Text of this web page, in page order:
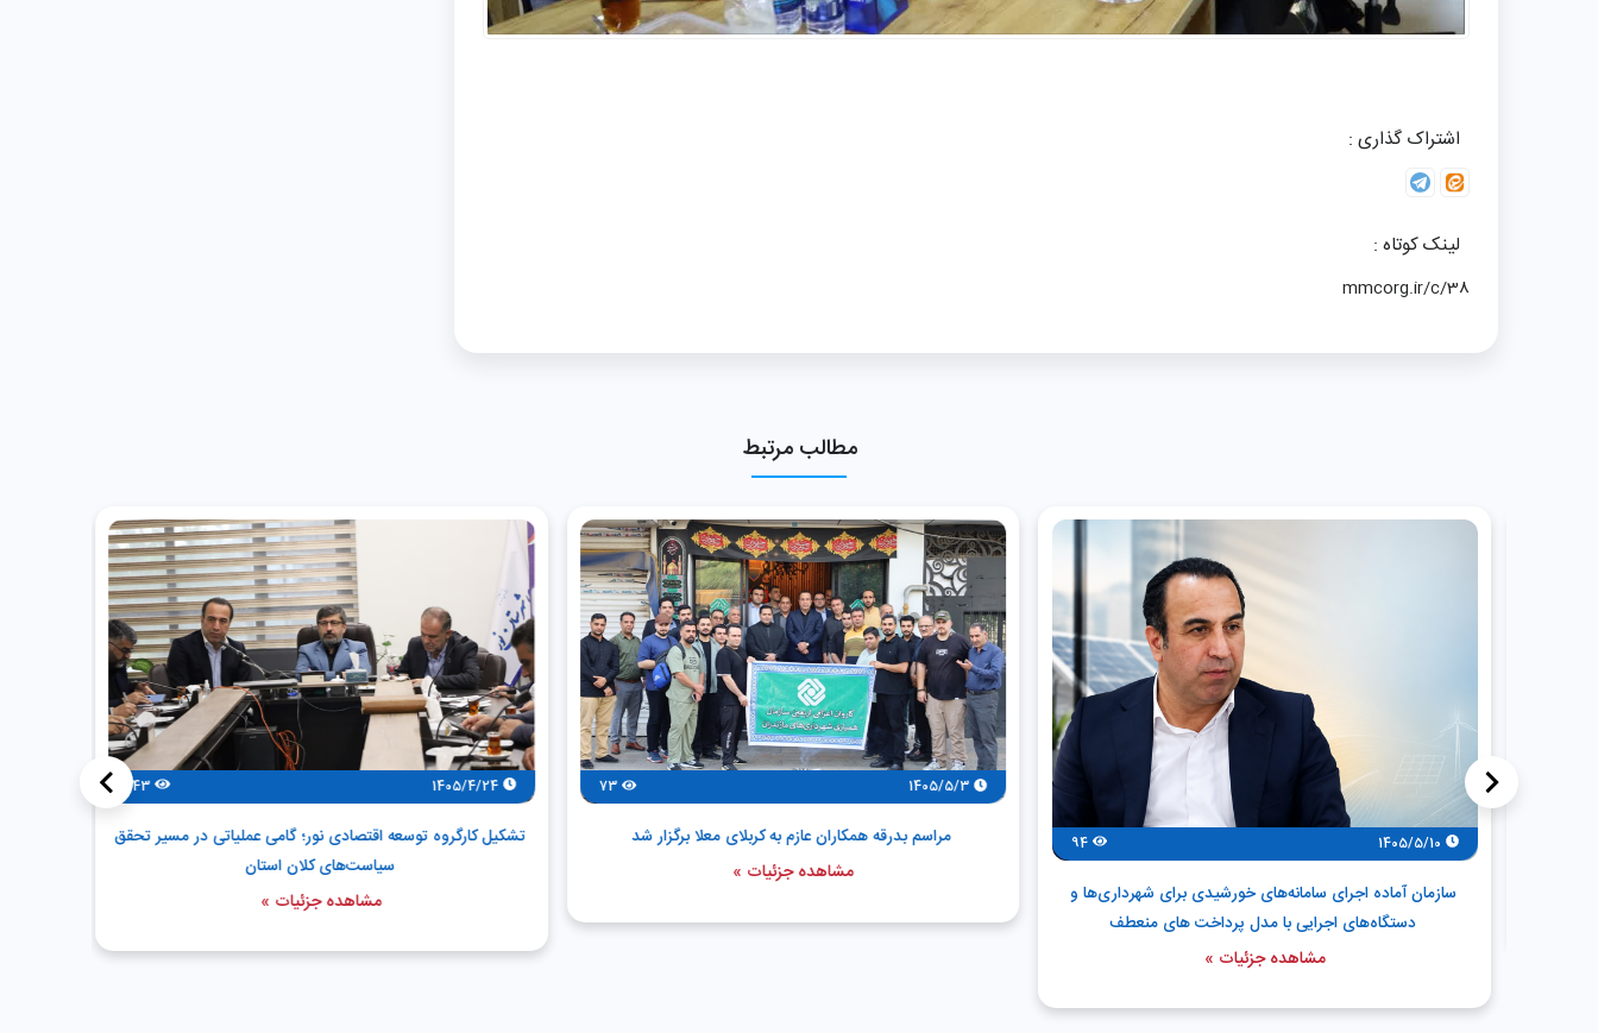
اشتراک گذاری :
لینک کوتاه :
mmcorg.ir/c/38
مطالب مرتبط
1405/5/10
94
سازمان آماده اجرای سامانه‌های خورشیدی برای شهرداری‌ها و
دستگاه‌های اجرایی با مدل پرداخت های منعطف
مشاهده جزئیات »
1405/5/3
73
مراسم بدرقه همکاران عازم به کربلای معلا برگزار شد
مشاهده جزئیات »
1405/4/24
143
تشکیل کارگروه توسعه اقتصادی نور؛ گامی عملیاتی در مسیر تحقق
سیاست‌های کلان استان
مشاهده جزئیات »
<
>